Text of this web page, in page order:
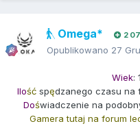
Omega* 2
Opublikowano 27
Wiek:
Ilośćspędzanego czasu na
Doświadczenie na
Gamera tutaj na forum